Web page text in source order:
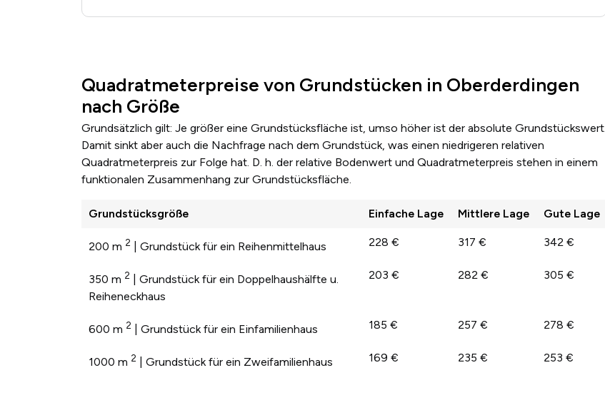
Quadratmeterpreise von Grundstücken in Oberderdingen
nach Größe
Grundsätzlich gilt: Je größer eine Grundstücksfläche ist, umso höher ist der absolute Grundstückswert.
Damit sinkt aber auch die Nachfrage nach dem Grundstück, was einen niedrigeren relativen
Quadratmeterpreis zur Folge hat. D. h. der relative Bodenwert und Quadratmeterpreis stehen in einem
funktionalen Zusammenhang zur Grundstücksfläche.
Grundstücksgröße Einfache Lage Mittlere Lage Gute Lage
200 m 2 | Grundstück für ein Reihenmittelhaus 228 € 317 € 342 €
350 m 2
| Grundstück für ein Doppelhaushälfte u.
Reiheneckhaus
203 € 282 € 305 €
600 m 2 | Grundstück für ein Einfamilienhaus 185 € 257 € 278 €
1000 m 2 | Grundstück für ein Zweifamilienhaus 169 € 235 € 253 €